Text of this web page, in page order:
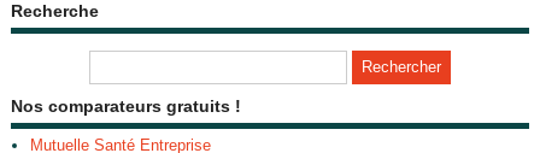
Recherche
Nos comparateurs gratuits !
Mutuelle Santé Entreprise